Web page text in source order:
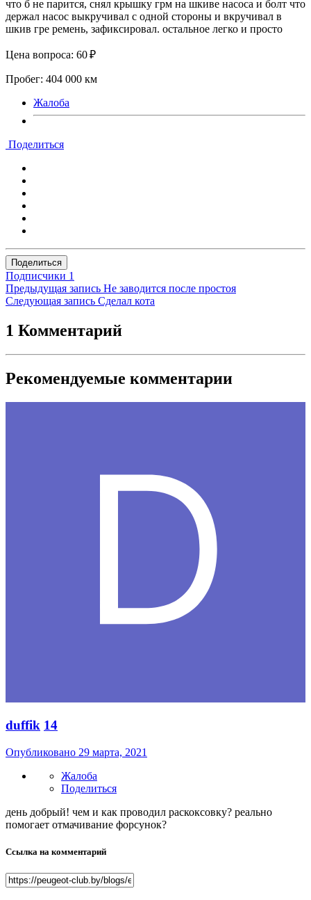
что б не парится, снял крышку грм на шкиве насоса и болт что
держал насос выкручивал с одной стороны и вкручивал в
шкив гре ремень, зафиксировал. остальное легко и просто
Цена вопроса: 60 ₽
Пробег: 404 000 км
Жалоба
Поделиться
Поделиться
Подписчики 1
Предыдущая запись Не заводится после простоя
Следующая запись Сделал кота
1 Комментарий
Рекомендуемые комментарии
duffik 14
Опубликовано 29 марта, 2021
Жалоба
Поделиться
день добрый! чем и как проводил раскоксовку? реально
помогает отмачивание форсунок?
Ссылка на комментарий